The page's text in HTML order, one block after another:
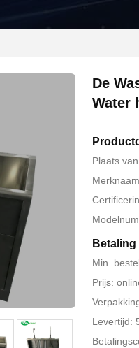
De
Water
Plaats
Min.
Prijs:
Levertijd: